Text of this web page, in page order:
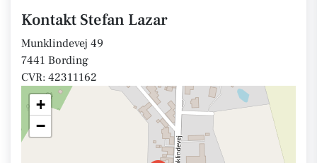
Kontakt Stefan Lazar
Munklindevej 49
7441 Bording
CVR: 42311162
+
−